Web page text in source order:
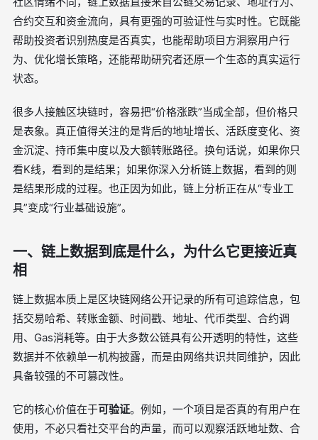
合约交互和资金流向，具有更强的可验证性与实时性。它既能
帮助投资者识别热度是否真实，也能帮助项目方洞察用户行
为、优化增长策略，还能帮助研究者还原一个生态的真实运行
状态。
很多人接触区块链时，容易把“价格涨跌”当成全部，但价格只
是表象。真正值得关注的是背后的地址增长、活跃度变化、资
金沉淀、持币集中度以及大额转账路径。换句话说，如果你只
看K线，看到的是结果；如果你深入分析链上数据，看到的则
是结果形成的过程。也正因为如此，链上分析正在从“专业工
具”变成“行业基础设施”。
一、链上数据到底是什么，为什么它更接近真
相
链上数据本质上是区块链网络公开记录的所有可追踪信息，包
括交易哈希、转账金额、时间戳、地址、代币类型、合约调
用、Gas消耗等。由于大多数公链具有公开透明的特性，这些
数据并不依赖单一机构披露，而是由网络共识共同维护，因此
具备较强的不可篡改性。
它的核心价值在于可验证。例如，一个项目是否真的有用户在
使用，不必只看社交平台的声量，而可以观察活跃地址数、合